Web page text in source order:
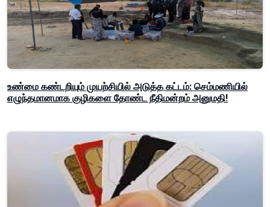
உண்மை கண்டறியும் முயற்சியில் அடுத்த கட்டம்: செம்மணியில்
எழுந்தமானமாக குழிகளை தோண்ட நீதிமன்றம் அனுமதி!